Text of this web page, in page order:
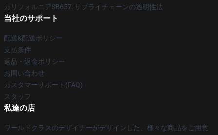
カリフォルニアSB657: サプライチェーンの透明性法
当社のサポート
配送&配送ポリシー
支払条件
返品・返金ポリシー
お問い合わせ
カスタマーサポート(FAQ)
スタッフ
私達の店
ワールドクラスのデザイナーがデザインした、様々な商品をご用意